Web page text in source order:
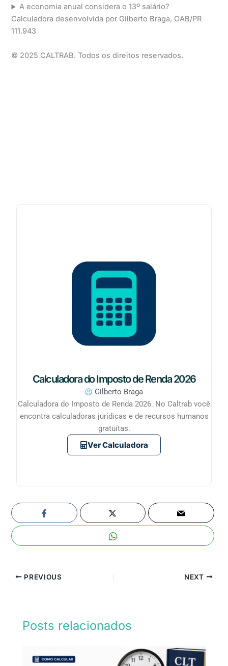
A economia anual considera o 13º salário?
Calculadora desenvolvida por Gilberto Braga, OAB/PR
111.943
© 2025 CALTRAB. Todos os direitos reservados.
Calculadora do Imposto de Renda 2026
Gilberto Braga
Calculadora do Imposto de Renda 2026. No Caltrab você
encontra calculadoras jurídicas e de recursos humanos
gratuítas.
Ver Calculadora
PREVIOUS NEXT
Posts relacionados